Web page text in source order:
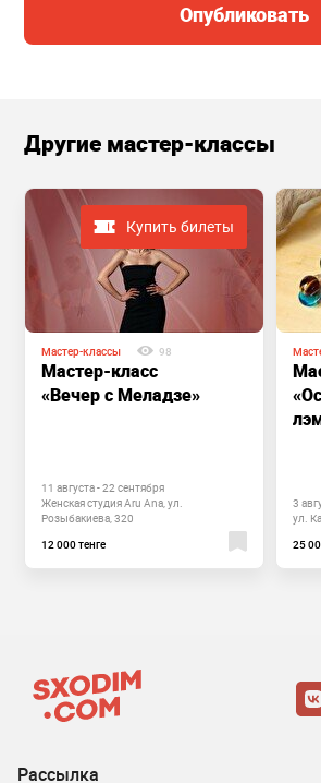
Опубликовать
Другие мастер-классы
Купить билеты
Мастер-классы 98
Мастер-класс
«Вечер с Меладзе»
11 августа - 22 сентября
Женская студия Aru Ana, ул.
Розыбакиева, 320
12 000 тенге
3
ул.
25
Рассылка